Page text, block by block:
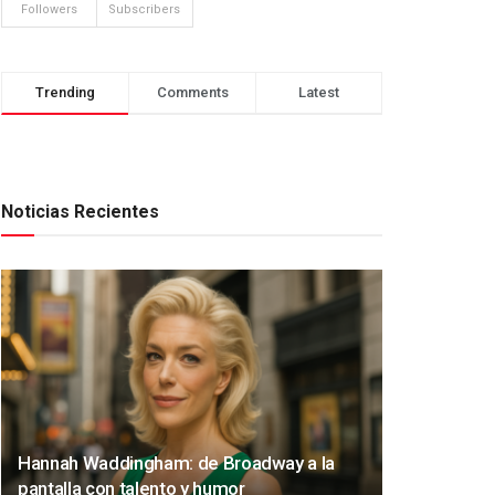
Followers Subscribers
Trending Comments Latest
Noticias Recientes
Hannah Waddingham: de Broadway a la
pantalla con talento y humor